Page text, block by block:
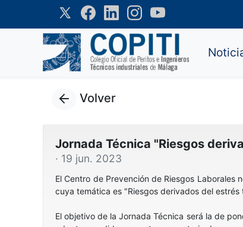
Volver
Jornada Técnica "Riesgos
· 19 jun. 2023
El Centro de Prevención de Riesgos
cuya temática es "Riesgos derivados del
El objetivo de la Jornada Técnica será la de